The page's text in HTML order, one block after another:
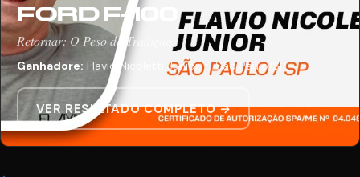
FORD F-100
Retornar: O Peso da Tradição
Ganhadore: Flavio Nicoletti Junior — São Paulo/SP
VER RESULTADO COMPLETO →